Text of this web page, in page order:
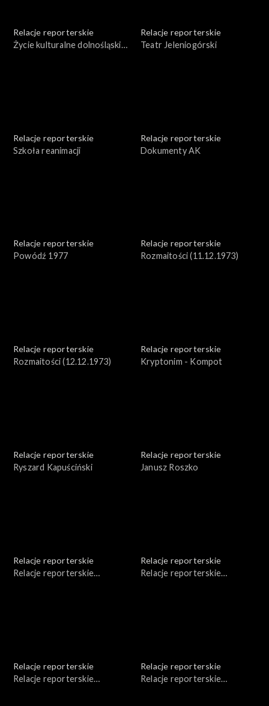
Relacje reporterskie
Życie kulturalne dolnośląskiej
Relacje reporterskie
Teatr Jeleniogórski
Relacje reporterskie
Szkoła reanimacji
Relacje reporterskie
Dokumenty AK
Relacje reporterskie
Powódź 1977
Relacje reporterskie
Rozmaitości (11.12.1973)
Relacje reporterskie
Rozmaitości (12.12.1973)
Relacje reporterskie
Kryptonim - Kompot
Relacje reporterskie
Ryszard Kapuściński
Relacje reporterskie
Janusz Roszko
Relacje reporterskie
Relacje reporterskie
Relacje reporterskie
Relacje reporterskie
Relacje reporterskie
Relacje reporterskie
Relacje reporterskie
Relacje reporterskie